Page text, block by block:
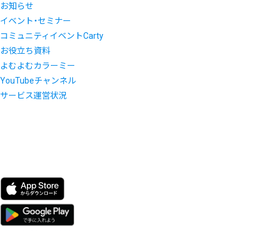
お知らせ
イベント・セミナー
コミュニティイベントCarty
お役立ち資料
よむよむカラーミー
YouTubeチャンネル
サービス運営状況